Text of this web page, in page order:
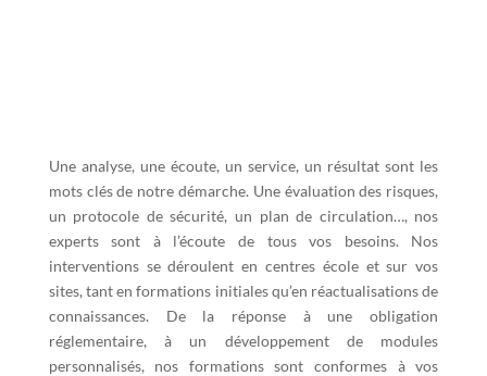
Une analyse, une écoute, un service, un résultat sont les
mots clés de notre démarche. Une évaluation des risques,
un protocole de sécurité, un plan de circulation…, nos
experts sont à l’écoute de tous vos besoins. Nos
interventions se déroulent en centres école et sur vos
sites, tant en formations initiales qu’en réactualisations de
connaissances. De la réponse à une obligation
réglementaire, à un développement de modules
personnalisés, nos formations sont conformes à vos